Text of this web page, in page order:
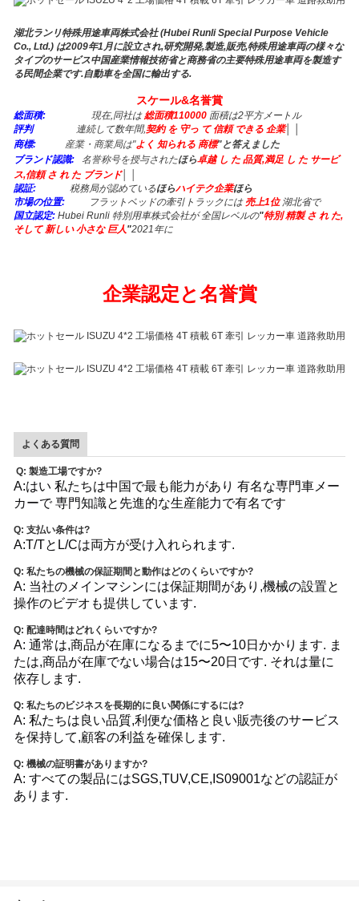
湖北ランリ特殊用途車両株式会社 (Hubei Runli Special Purpose Vehicle
Co., Ltd.) は2009年1月に設立され,研究開発,製造,販売,特殊用途車両の様々な
タイプのサービス中国産業情報技術省と商務省の主要特殊用途車両を製造す
る民間企業です.自動車を全国に輸出する.
スケール&名誉賞
総面積: 現在,同社は 総面積110000 面積は2平方メートル
評判
連続して数年間,契約 を 守っ て 信頼 できる 企業│ │
商標:
産業・商業局は"よく 知られる 商標"と答えました
ブランド認識:
名誉称号を授与されたほら卓越 し た 品質,満足 し た サービ
ス,信頼 さ れ た ブランド│ │
認証:
税務局が認めているほらハイテク企業ほら
市場の位置:
フラットベッドの牽引トラックには 売上1位 湖北省で
国立認定: Hubei Runli 特別用車株式会社が 全国レベルの"特別 精製 さ れ た,
そして 新しい 小さな 巨人"2021年に
企業認定と名誉賞
よくある質問
Q: 製造工場ですか?
A:はい 私たちは中国で最も能力があり 有名な専門車メー
カーで 専門知識と先進的な生産能力で有名です
Q: 支払い条件は?
A:T/TとL/Cは両方が受け入れられます.
Q: 私たちの機械の保証期間と動作はどのくらいですか?
A: 当社のメインマシンには保証期間があり,機械の設置と
操作のビデオも提供しています.
Q: 配達時間はどれくらいですか?
A: 通常は,商品が在庫になるまでに5〜10日かかります. ま
たは,商品が在庫でない場合は15〜20日です. それは量に
依存します.
Q: 私たちのビジネスを長期的に良い関係にするには?
A: 私たちは良い品質,利便な価格と良い販売後のサービス
を保持して,顧客の利益を確保します.
Q: 機械の証明書がありますか?
A: すべての製品にはSGS,TUV,CE,IS09001などの認証が
あります.